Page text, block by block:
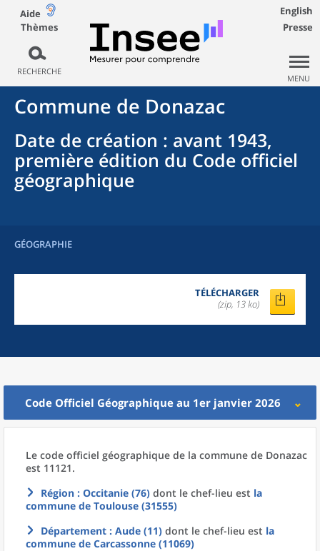
Aide
Thèmes
RECHERCHE
English
Presse
MENU
Commune de Donazac
Date de création : avant 1943,
première édition du Code officiel
géographique
GÉOGRAPHIE
TÉLÉCHARGER
(zip, 13 ko)
Code Officiel Géographique au 1er janvier 2026
Le code officiel géographique de la commune de Donazac
est 11121.
Région : Occitanie (76) dont le chef-lieu est la
commune de Toulouse (31555)
Département : Aude (11) dont le chef-lieu est la
commune de Carcassonne (11069)